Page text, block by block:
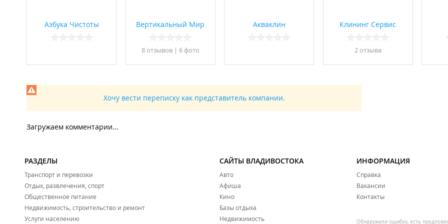
Азбука Чистоты Вертикальный Мир
8 отзывов| 6 фото
Акваклин Клининг Сервис
2 отзывa
Хочу вести переписку как представитель компании.
Загружаем комментарии...
РАЗДЕЛЫ
Транспорт и перевозки
Отдых, развлечения, спорт
Общественное питание
Недвижимость, строительство и ремонт
Услуги населению
САЙТЫ ВЛАДИВОСТОКА
Авто
Афиша
Кино
Базы отдыха
Недвижимость
ИНФОРМАЦИЯ
Справка
Вакансии
Контакты
Обнаружили ошибку, есть